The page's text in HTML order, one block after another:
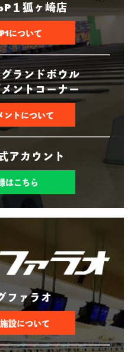
１狐ヶ崎店
について
ランドボウル
ントコーナー
ントについて
アカウント
はこちら
ファラオ
設について